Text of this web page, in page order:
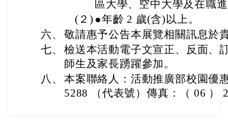
區大學、空中大學及在職
(２) ●年齡 2 歲(含)以上。
六、 敬請惠予公告本展覽相關訊息於
七、 檢送本活動電子文宣正、反面、
師生及家長踴躍參加。
八、 本案聯絡人：活動推廣部校園優
5288 （代表號）傳真：（ 06 ）